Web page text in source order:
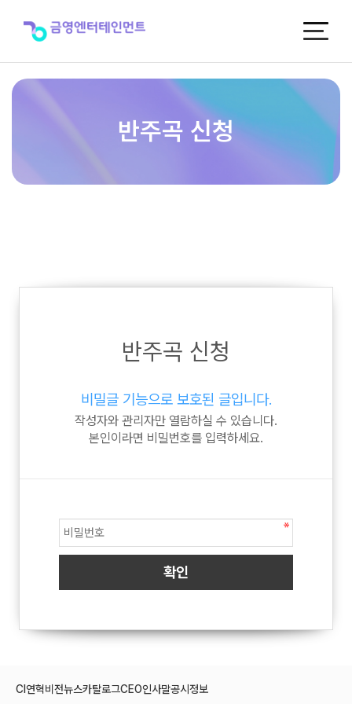
반주곡 신청
반주곡 신청
비밀글 기능으로 보호된 글입니다.
작성자와 관리자만 열람하실 수 있습니다.
본인이라면 비밀번호를 입력하세요.
CI 연혁비전뉴스카탈로그CEO인사말공시정보